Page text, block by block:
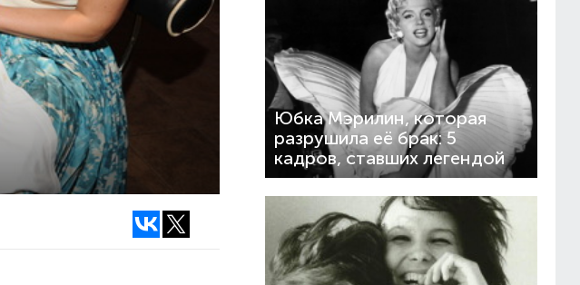
Юбка Мэрилин, которая
разрушила её брак: 5
кадров, ставших легендой